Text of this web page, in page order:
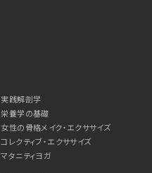
実践解剖学
栄養学の基礎
女性の骨格メイク・エクササイズ
コレクティブ・エクササイズ
マタニティヨガ